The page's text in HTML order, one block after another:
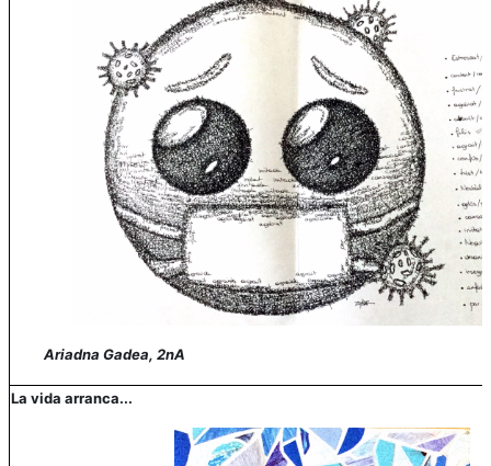
Ariadna Gadea, 2nA
La vida arranca...